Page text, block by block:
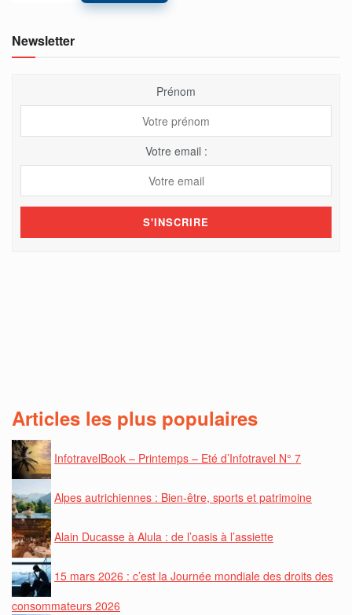
Newsletter
Prénom
Votre email :
Articles les plus populaires
InfotravelBook – Printemps – Eté d’Infotravel N° 7
Alpes autrichiennes : Bien-être, sports et patrimoine
Alain Ducasse à Alula : de l’oasis à l’assiette
15 mars 2026 : c’est la Journée mondiale des droits des
consommateurs 2026